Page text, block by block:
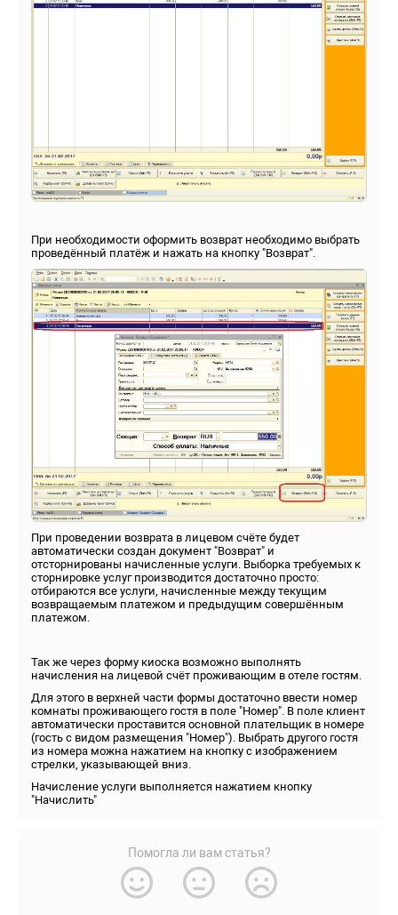
При необходимости оформить возврат необходимо выбрать
проведённый платёж и нажать на кнопку "Возврат".
При проведении возврата в лицевом счёте будет
автоматически создан документ "Возврат" и
отсторнированы начисленные услуги. Выборка требуемых к
сторнировке услуг производится достаточно просто:
отбираются все услуги, начисленные между текущим
возвращаемым платежом и предыдущим совершённым
платежом.
Так же через форму киоска возможно выполнять
начисления на лицевой счёт проживающим в отеле гостям.
Для этого в верхней части формы достаточно ввести номер
комнаты проживающего гостя в поле "Номер". В поле клиент
автоматически проставится основной плательщик в номере
(гость с видом размещения "Номер"). Выбрать другого гостя
из номера можна нажатием на кнопку с изображением
стрелки, указывающей вниз.
Начисление услуги выполняется нажатием кнопку
"Начислить"
Помогла ли вам статья?